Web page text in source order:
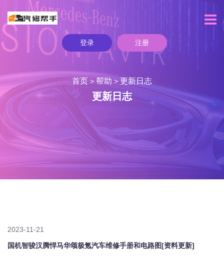
登录 注册
首页 > 帮助>更新日志
更新日志
2023-11-21
国机智骏汉腾悍马华颂极氪汽车维修手册和电路图[资料更新]